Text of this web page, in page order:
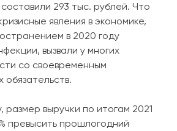
293 тыс. рублей. Что
явления в экономике,
в 2020 году
вызвали у многих
со своевременным
обязательств.
размер выручки по итогам 2021
превысить прошлогодний